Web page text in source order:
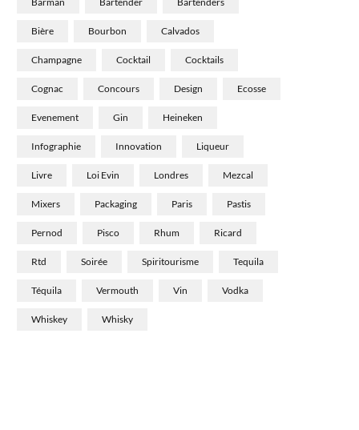
Bière Bourbon Calvados
Champagne Cocktail Cocktails
Cognac Concours Design Ecosse
Evenement Gin Heineken
Infographie Innovation Liqueur
Livre Loi Evin Londres Mezcal
Mixers Packaging Paris Pastis
Pernod Pisco Rhum Ricard
Rtd Soirée Spiritourisme Tequila
Téquila Vermouth Vin Vodka
Whiskey Whisky